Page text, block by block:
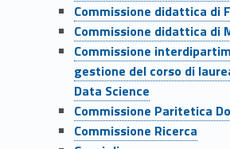
Commissione didattica di
Commissione didattica di
Commissione
gestione del corso di
Data Science
Commissione Paritetica
Commissione Ricerca